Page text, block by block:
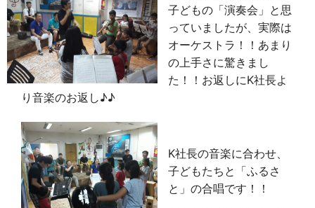
子どもの「演奏会」と思
っていましたが、実際は
オーケストラ！！あまり
の上手さに驚きまし
た！！お返しにK社長よ
り音楽のお返し♪♪
K社長の音楽に合わせ、
子どもたちと「ふるさ
と」の合唱です！！